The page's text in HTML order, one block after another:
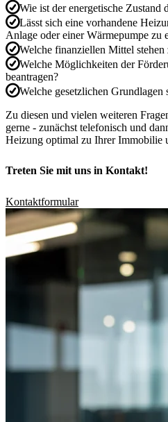
Wie ist der energetische Zustand
Lässt sich eine vorhandene
Anlage oder einer Wärmepumpe zu
Welche finanziellen Mittel stehen
Welche Möglichkeiten der
beantragen?
Welche gesetzlichen Grundlagen
Zu diesen und vielen weiteren
gerne - zunächst telefonisch und
Heizung optimal zu Ihrer Immobilie
Treten Sie mit uns in Kontakt!
Kontaktformular